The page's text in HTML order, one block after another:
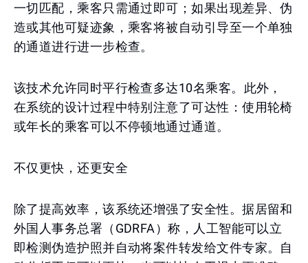
一切匹配，乘客只需通过即可；如果出现差异、伪
造或其他可疑迹象，乘客将被自动引导至一个单独
的通道进行进一步检查。
该技术允许同时平行检查多达10名乘客。此外，
在系统的设计过程中特别注意了可达性：使用轮椅
或年长的乘客可以不停顿地通过通道。
不仅更快，还更安全
除了提高效率，该系统还增强了安全性。据居留和
外国人事务总署（GDRFA）称，人工智能可以立
即检测伪造护照并自动将案件转发给文件专家。自